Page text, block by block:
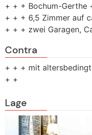
+ + + Bochum-Gerthe
+ + + 6,5 Zimmer auf
+ + + zwei Garagen,
Contra
+ + + mit
+ +
Lage